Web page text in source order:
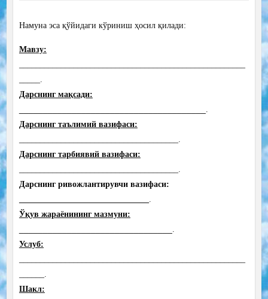
Намуна эса қўйидаги кўриниш ҳосил қилади:
Мавзу:
_____.
Дарснинг мақсади:
.
Дарснинг таълимий вазифаси:
______________________________________.
Дарснинг тарбиявий вазифаси:
.
Дарснинг ривожлантирувчи вазифаси:
.
Ўқув жараёнининг мазмуни:
.
Услуб:
______.
Шакл: